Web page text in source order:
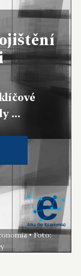
...
• Foto: